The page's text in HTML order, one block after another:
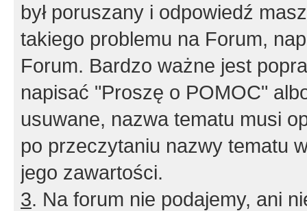
był poruszany i odpowiedź
takiego problemu na Forum,
Forum. Bardzo ważne jest
napisać "Proszę o POMOC"
usuwane, nazwa tematu musi
po przeczytaniu nazwy tematu
jego zawartości.
3. Na forum nie podajemy, ani